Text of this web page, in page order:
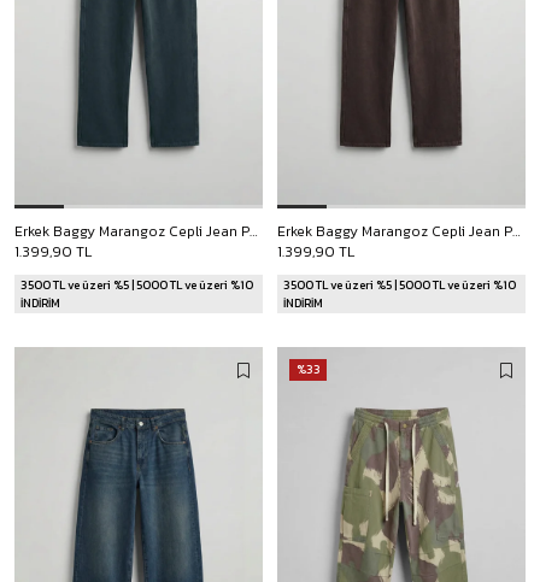
Erkek Baggy Marangoz Cepli Jean Pantolon Mavi
1.399,90 TL
3500 TL ve üzeri %5 | 5000 TL ve üzeri %10
İNDİRİM
Erkek Baggy Marangoz Cepli Jean Pantolon Kahverengi
1.399,90 TL
3500 TL ve üzeri %5 | 5000 TL ve üzeri %10
İNDİRİM
%33